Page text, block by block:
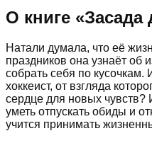
О книге «Засада
Натали думала, что её
праздников она узнаёт
собрать себя по
хоккеист, от взгляда
сердце для новых чувств?
уметь отпускать обиды и
учится принимать